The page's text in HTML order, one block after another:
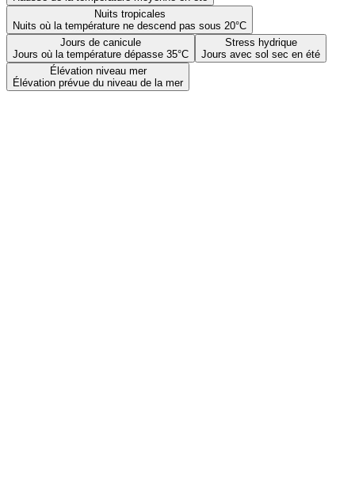
Nuits tropicales
Nuits où la température ne descend pas sous 20°C
Jours de canicule
Jours où la température dépasse 35°C
Stress hydrique
Jours avec sol sec en été
Élévation niveau mer
Élévation prévue du niveau de la mer